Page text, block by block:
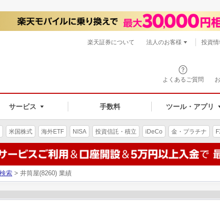
よくあるご質問
サービス 手数料 ツール・アプリ
楽天証券について 法人のお客様 投資
米国株式 海外ETF NISA 投資信託・積立 iDeCo 金・プラチナ
索 > 井筒屋(8260) 業績